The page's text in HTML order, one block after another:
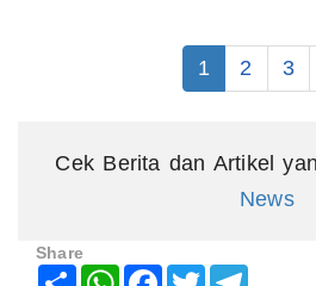
1 2 3
Cek Berita dan Artikel
News
Share
Share WhatsAppFacebook
Twitter